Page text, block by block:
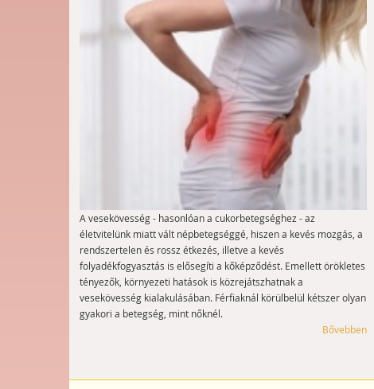
A vesekövesség - hasonlóan a cukorbetegséghez - az
életvitelünk miatt vált népbetegséggé, hiszen a kevés mozgás, a
rendszertelen és rossz étkezés, illetve a kevés
folyadékfogyasztás is elősegíti a kőképződést. Emellett örökletes
tényezők, környezeti hatások is közrejátszhatnak a
vesekövesség kialakulásában. Férfiaknál körülbelül kétszer olyan
gyakori a betegség, mint nőknél.
Bővebben